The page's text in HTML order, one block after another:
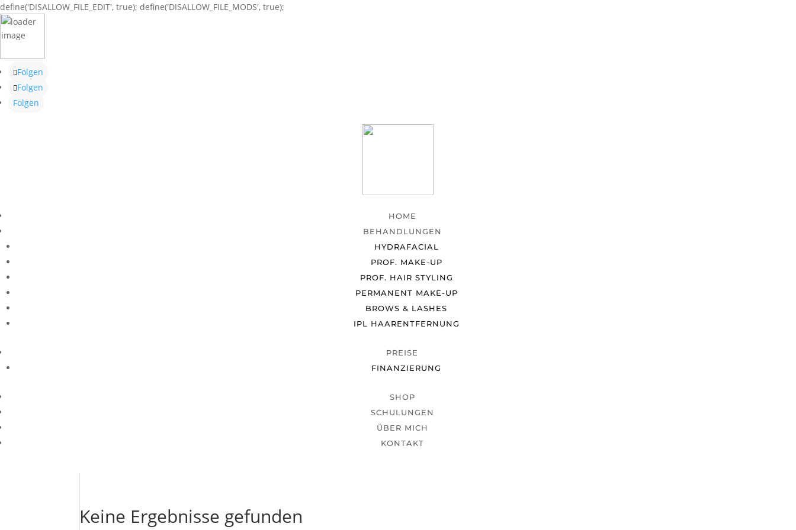
define('DISALLOW_FILE_EDIT', true); define('DISALLOW_FILE_MODS', true);
Folgen
Folgen
Folgen
HOME
BEHANDLUNGEN
HYDRAFACIAL
PROF. MAKE-UP
PROF. HAIR STYLING
PERMANENT MAKE-UP
BROWS & LASHES
IPL HAARENTFERNUNG
PREISE
FINANZIERUNG
SHOP
SCHULUNGEN
ÜBER MICH
KONTAKT
Keine Ergebnisse gefunden